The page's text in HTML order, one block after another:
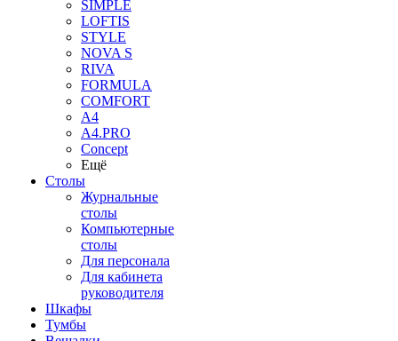
SIMPLE
LOFTIS
STYLE
NOVA S
RIVA
FORMULA
COMFORT
A4
A4.PRO
Concept
Ещё
Столы
Журнальные
столы
Компьютерные
столы
Для персонала
Для кабинета
руководителя
Шкафы
Тумбы